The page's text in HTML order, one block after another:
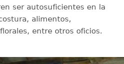
ser autosuficientes en la
alimentos,
entre otros oficios.